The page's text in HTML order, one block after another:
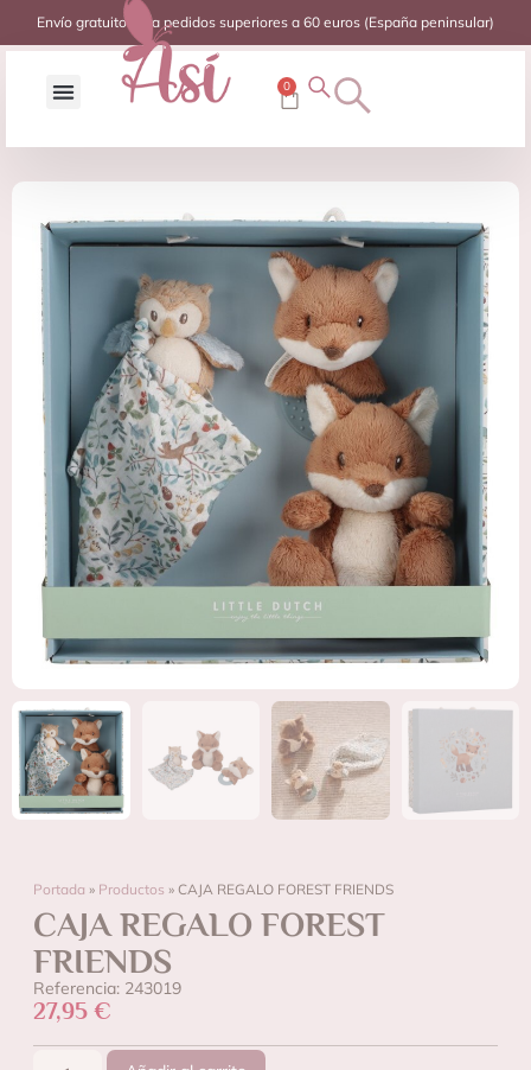
Envío gratuito para pedidos superiores a 60 euros (España peninsular)
0
Portada » Productos » CAJA REGALO FOREST FRIENDS
CAJA REGALO FOREST
FRIENDS
Referencia: 243019
27,95 €